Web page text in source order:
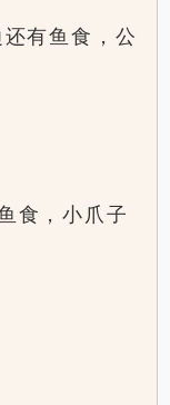
有鱼食，公
食，小爪子